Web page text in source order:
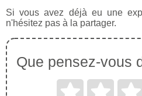
Si vous avez déjà eu une
n'hésitez pas à la partager.
Que pensez-vous